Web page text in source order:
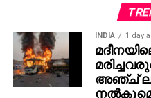
പ്രോസസ്സിംഗ് ഫീസ്
ആവശ്യപ്പെടുന്നതാണ്
മാല്‍വെയര്‍ ഇന്‍സ്റ്റാള്‍
മോഷ്ടിക്കാനോ
സോഫ്റ്റ്‌വെയറുകളും
INDIA 1 day
അഞ്ച്